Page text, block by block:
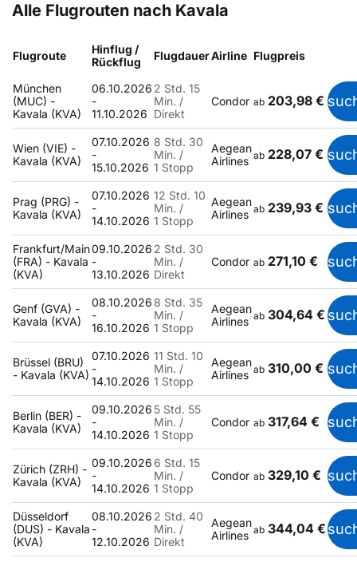
Alle Flugrouten nach Kavala
Flugroute
Hinflug /
Rückflug
FlugdauerAirline Flugpreis
München
(MUC) -
Kavala (KVA)
06.10.2026
-
11.10.2026
2 Std. 15
Min. /
Direkt
Condor ab 203,98 €
Wien (VIE) -
Kavala (KVA)
07.10.2026
-
15.10.2026
8 Std. 30
Min. /
1 Stopp
Aegean
Airlines ab 228,07 €
Prag (PRG) -
Kavala (KVA)
07.10.2026
-
14.10.2026
12 Std. 10
Min. /
1 Stopp
Aegean
Airlines ab 239,93 €
Frankfurt/Main
(FRA) - Kavala
(KVA)
09.10.2026
-
13.10.2026
2 Std. 30
Min. /
Direkt
Condor ab 271,10 €
Genf (GVA) -
Kavala (KVA)
08.10.2026
-
16.10.2026
8 Std. 35
Min. /
1 Stopp
Aegean
Airlines ab 304,64 €
Brüssel (BRU)
- Kavala (KVA)
07.10.2026
-
14.10.2026
11 Std. 10
Min. /
1 Stopp
Aegean
Airlines ab 310,00 €
Berlin (BER) -
Kavala (KVA)
09.10.2026
-
14.10.2026
5 Std. 55
Min. /
1 Stopp
Condor ab 317,64 €
Zürich (ZRH) -
Kavala (KVA)
09.10.2026
-
14.10.2026
6 Std. 15
Min. /
1 Stopp
Condor ab 329,10 €
Düsseldorf
(DUS) - Kavala
(KVA)
08.10.2026
-
12.10.2026
2 Std. 40
Min. /
Direkt
Aegean
Airlines ab 344,04 €